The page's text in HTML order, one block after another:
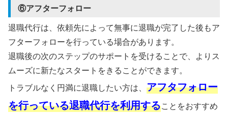
⑥アフターフォロー
退職代行は、依頼先によって無事に退職が完了した後もア
フターフォローを行っている場合があります。
退職後の次のステップのサポートを受けることで、よりス
ムーズに新たなスタートをきることができます。
トラブルなく円満に退職したい方は、 アフタフォロー
を行っている退職代行を利用することをおすすめ